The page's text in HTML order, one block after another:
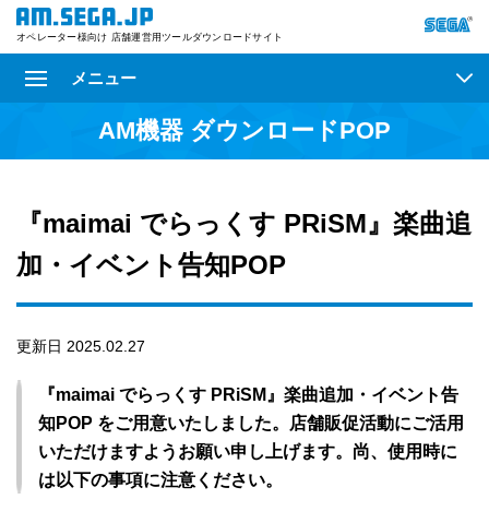
オペレーター様向け 店舗運営用ツールダウンロードサイト
メニュー
AM機器 ダウンロードPOP
『maimai でらっくす PRiSM』楽曲追
加・イベント告知POP
更新日 2025.02.27
『maimai でらっくす PRiSM』楽曲追加・イベント告
知POP をご用意いたしました。店舗販促活動にご活用
いただけますようお願い申し上げます。尚、使用時に
は以下の事項に注意ください。